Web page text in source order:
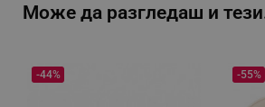
Може да разгледаш и
-44% -55%